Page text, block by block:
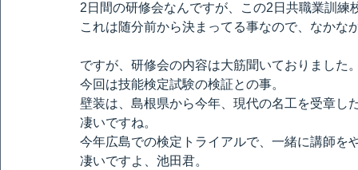
2日間の研修会なんですが、この2日共職業訓練
これは随分前から決まってる事なので、なかな
ですが、研修会の内容は大筋聞いておりました
今回は技能検定試験の検証との事。
壁装は、島根県から今年、現代の名工を受章し
凄いですね。
今年広島での検定トライアルで、一緒に講師を
凄いですよ、池田君。